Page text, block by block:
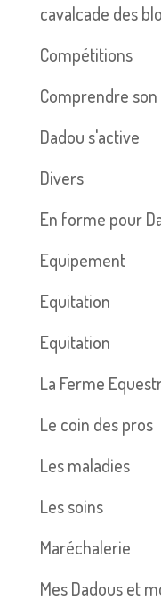
cavalcade des
Compétitions
Comprendre son
Dadou s'active
Divers
En forme pour
Equipement
Equitation
Equitation
La Ferme
Le coin des pros
Les maladies
Les soins
Maréchalerie
Mes Dadous et